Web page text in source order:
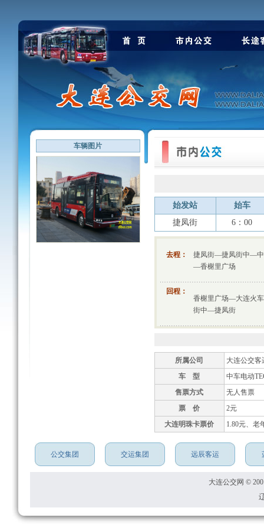
车辆图片
始发站
始车
捷凤街
6：00
去程：
捷凤街—捷凤街中—
—香榭里广场
回程：
香榭里广场—大连火
街中—捷凤街
所属公司
大连公交客
车 型
中车电动
售票方式
无人售票
票 价
2元
大连明珠卡票价
1.80元、老
公交集团 交运集团 远辰客运
大连公交网 ©